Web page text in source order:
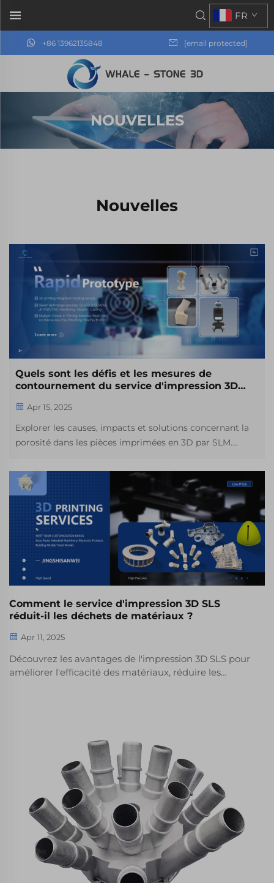
+86 13962135848 [email protected]
FR
NOUVELLES
Nouvelles
Quels sont les défis et les mesures de
contournement du service d'impression 3D
Apr 15, 2025
Explorer les causes, impacts et solutions concernant la
porosité dans les pièces imprimées en 3D par SLM.
l'importance de la qualité de la poudre, et les stratégies
pour augmenter la densité et gérer le stress résiduel.
Apprenez-en davantage sur les techniques de post-
traitement pour améliorer la qualité de l'impression 3D.
Comment le service d'impression 3D SLS
réduit-il les déchets de matériaux ?
Apr 11, 2025
Découvrez les avantages de l'impression 3D SLS pour
améliorer l'efficacité des matériaux, réduire les
fabrication durable.